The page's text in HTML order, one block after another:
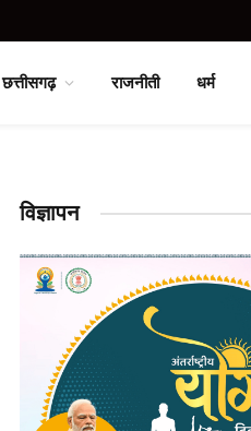
छत्तीसगढ़ राजनीती धर्म
विज्ञापन